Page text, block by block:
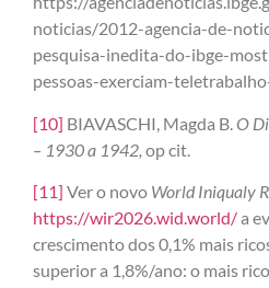
noticias/2012-agencia-de-
pesquisa-inedita-do-ibge-
pessoas-exerciam-
[10] BIAVASCHI, Magda B.O
– 1930 a 1942, op cit.
[11] Ver o novo World Iniqualy
https://wir2026.wid.world/a
crescimento dos 0,1% mais
superior a 1,8%/ano: o mais